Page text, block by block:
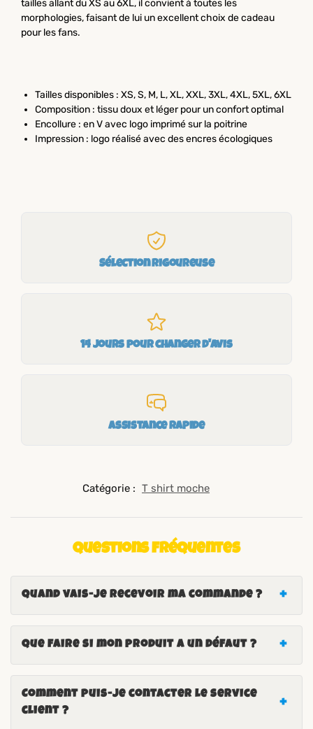
tailles allant du XS au 6XL, il convient à toutes les
morphologies, faisant de lui un excellent choix de cadeau
pour les fans.
Tailles disponibles : XS, S, M, L, XL, XXL, 3XL, 4XL, 5XL, 6XL
Composition : tissu doux et léger pour un confort optimal
Encollure : en V avec logo imprimé sur la poitrine
Impression : logo réalisé avec des encres écologiques
Sélection rigoureuse
14 jours pour changer d'avis
Assistance rapide
Catégorie : T shirt moche
Questions fréquentes
Quand vais-je recevoir ma commande ?
Que faire si mon produit a un défaut ?
Comment puis-je contacter le service
client ?